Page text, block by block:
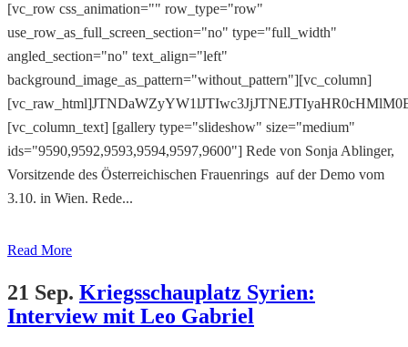
[vc_row css_animation="" row_type="row"
use_row_as_full_screen_section="no" type="full_width"
angled_section="no" text_align="left"
background_image_as_pattern="without_pattern"][vc_column]
[vc_column_text] [gallery type="slideshow" size="medium"
ids="9590,9592,9593,9594,9597,9600"] Rede von Sonja Ablinger,
Vorsitzende des Österreichischen Frauenrings auf der Demo vom
3.10. in Wien. Rede...
Read More
21 Sep. Kriegsschauplatz Syrien:
Interview mit Leo Gabriel